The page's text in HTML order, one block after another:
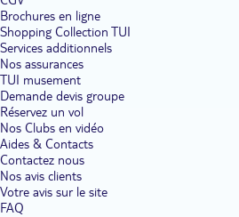
Brochures en ligne
Shopping Collection TUI
Services additionnels
Nos assurances
TUI musement
Demande devis groupe
Réservez un vol
Nos Clubs en vidéo
Aides & Contacts
Contactez nous
Nos avis clients
Votre avis sur le site
FAQ